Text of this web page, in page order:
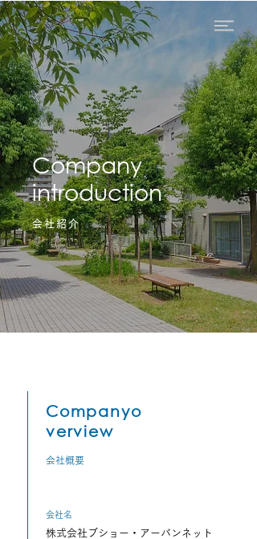
Company
introduction
会社紹介
Companyo
verview
会社概要
会社名
株式会社ブショー・アーバンネット